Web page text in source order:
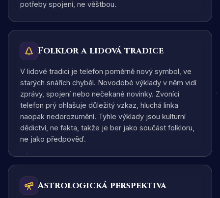
potřeby spojení, ne věštbou.
Folklor a lidová tradice
V lidové tradici je telefon poměrně nový symbol, ve
starých snářích chyběl. Novodobé výklady v něm vidí
zprávy, spojení nebo nečekané novinky. Zvonící
telefon prý ohlašuje důležitý vzkaz, hluchá linka
naopak nedorozumění. Tyhle výklady jsou kulturní
dědictví, ne fakta, takže je ber jako součást folkloru,
ne jako předpověď.
Astrologická perspektiva